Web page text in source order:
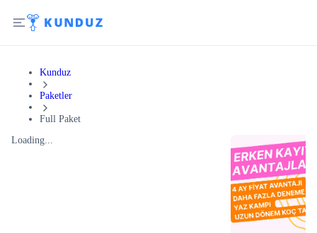
Kunduz
Paketler
Full Paket
Loading...